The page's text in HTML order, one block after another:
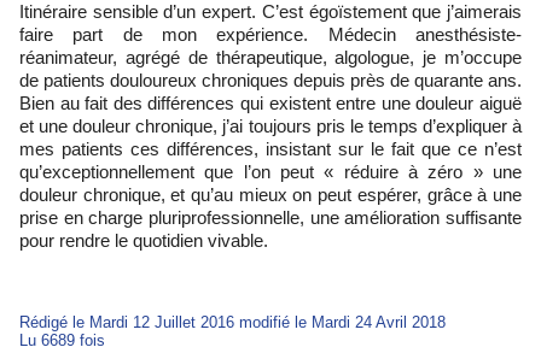
Itinéraire sensible d’un expert. C’est égoïstement que j’aimerais
faire part de mon expérience. Médecin anesthésiste-
réanimateur, agrégé de thérapeutique, algologue, je m’occupe
de patients douloureux chroniques depuis près de quarante ans.
Bien au fait des différences qui existent entre une douleur aiguë
et une douleur chronique, j’ai toujours pris le temps d’expliquer à
mes patients ces différences, insistant sur le fait que ce n’est
qu’exceptionnellement que l’on peut « réduire à zéro » une
douleur chronique, et qu’au mieux on peut espérer, grâce à une
prise en charge pluriprofessionnelle, une amélioration suffisante
pour rendre le quotidien vivable.
Rédigé le Mardi 12 Juillet 2016 modifié le Mardi 24 Avril 2018
Lu 6689 fois